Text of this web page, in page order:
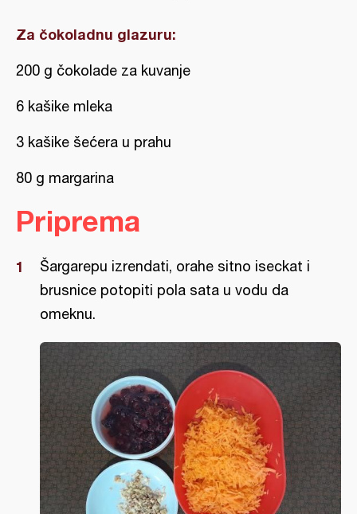
Za čokoladnu glazuru:
200 g čokolade za kuvanje
6 kašike mleka
3 kašike šećera u prahu
80 g margarina
Priprema
Šargarepu izrendati, orahe sitno iseckat i
brusnice potopiti pola sata u vodu da
omeknu.